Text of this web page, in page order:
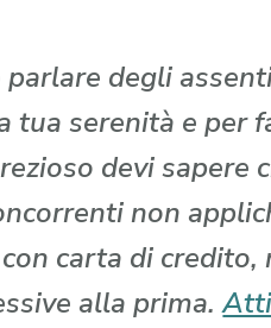
degli
tua serenità e per
devi sapere
non
carta di credito,
alla prima.